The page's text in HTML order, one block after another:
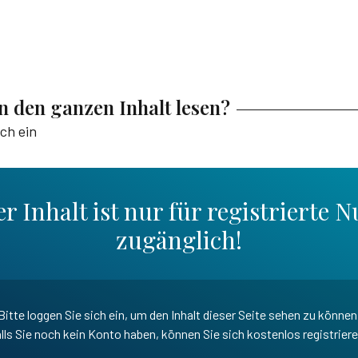
den ganzen Inhalt lesen?
ein
Inhalt ist nur für registrierte
zugänglich!
loggen Sie sich ein, um den Inhalt dieser Seite sehen zu
Sie noch kein Konto haben, können Sie sich kostenlos